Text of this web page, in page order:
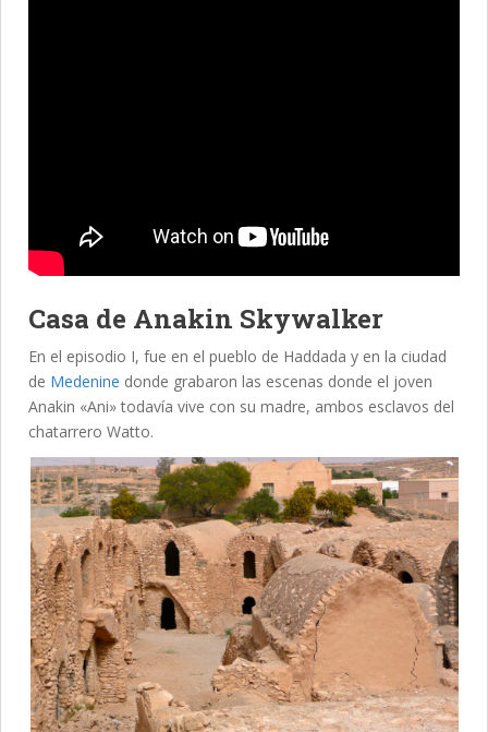
Casa de Anakin Skywalker
En el episodio I, fue en el pueblo de Haddada y en la ciudad
de Medenine donde grabaron las escenas donde el joven
Anakin «Ani» todavía vive con su madre, ambos esclavos del
chatarrero Watto.